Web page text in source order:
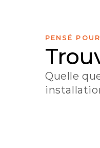
PENSÉ
Quelle
Mieux